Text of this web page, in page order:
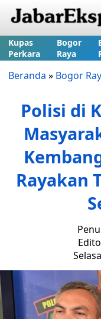
Kupas
Perkara
Bogor
Raya
Beranda » Bogor
Polisi di
Rayakan